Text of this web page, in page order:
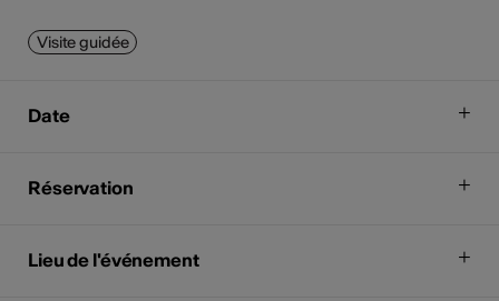
Visite guidée
Date
Réservation
Lieu de l'événement